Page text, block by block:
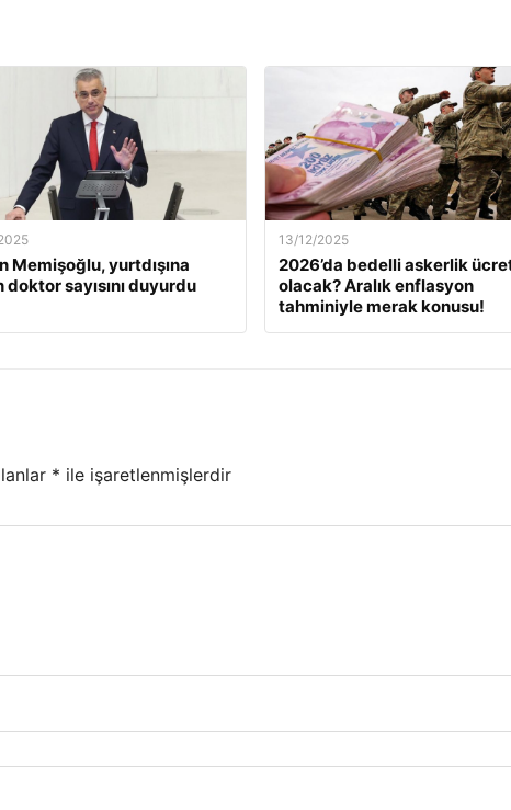
Memişoğlu, yurtdışına
doktor sayısını duyurdu
13/12/2025
2026’da bedelli askerlik
olacak? Aralık enflasyon
tahminiyle merak konusu!
* ile işaretlenmişlerdir